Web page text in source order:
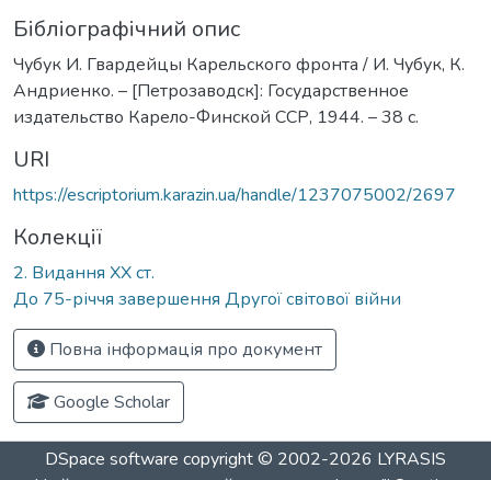
Бібліографічний опис
Чубук И. Гвардейцы Карельского фронта / И. Чубук, К.
Андриенко. – [Петрозаводск]: Государственное
издательство Карело-Финской ССР, 1944. – 38 с.
URI
https://escriptorium.karazin.ua/handle/1237075002/2697
Колекції
2. Видання ХХ ст.
До 75-річчя завершення Другої світової війни
Повна інформація про документ
Google Scholar
DSpace software copyright © 2002-2026 LYRASIS